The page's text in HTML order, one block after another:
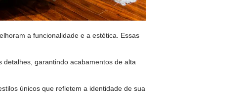
a funcionalidade e a estética. Essas
garantindo acabamentos de alta
únicos que refletem a identidade de sua